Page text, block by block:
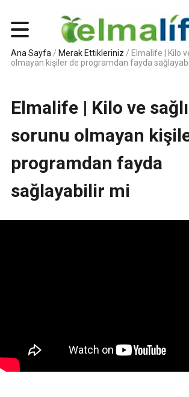
Ana Sayfa / Merak Ettikleriniz / Elmalife | Kilo
olmayan kişiler de programdan fayda
Elmalife | Kilo ve
sorunu olmayan
programdan fayda
sağlayabilir mi